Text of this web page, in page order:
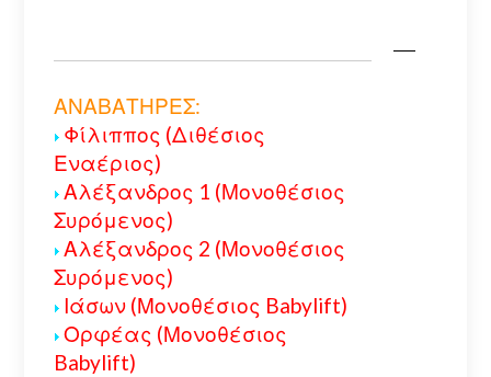
ΑΝΑΒΑΤΗΡΕΣ:
Φίλιππος (Διθέσιος
Εναέριος)
Αλέξανδρος 1 (Μονοθέσιος
Συρόμενος)
Αλέξανδρος 2 (Μονοθέσιος
Συρόμενος)
Ιάσων (Μονοθέσιος Babylift)
Ορφέας (Μονοθέσιος
Babylift)